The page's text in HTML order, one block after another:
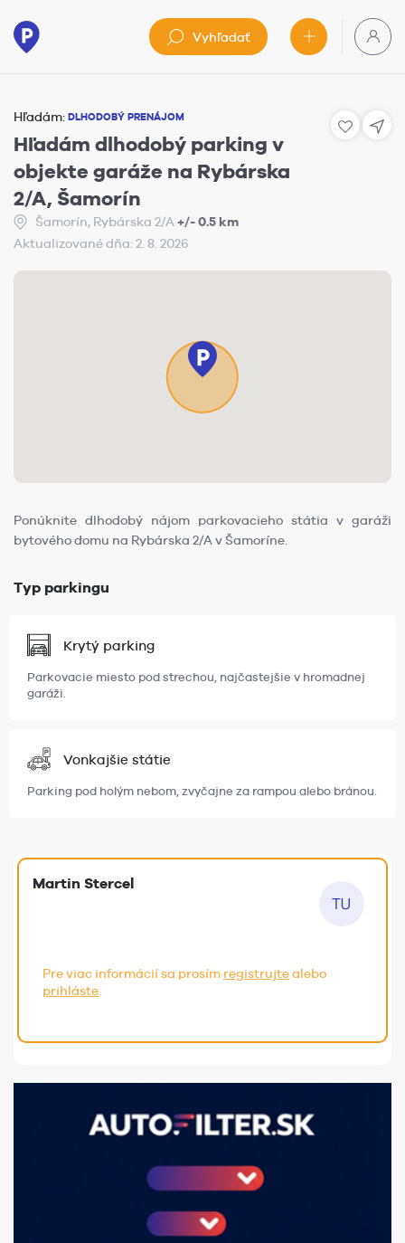
Vyhľadať
Hľadám: DLHODOBÝ PRENÁJOM
Hľadám dlhodobý parking v
objekte garáže na Rybárska
2/A, Šamorín
Šamorín, Rybárska 2/A +/- 0.5 km
Aktualizované dňa: 2. 8. 2026
Ponúknite dlhodobý nájom parkovacieho státia v garáži
bytového domu na Rybárska 2/A v Šamoríne.
Typ parkingu
Krytý parking
Parkovacie miesto pod strechou, najčastejšie v hromadnej
garáži.
Vonkajšie státie
Parking pod holým nebom, zvyčajne za rampou alebo bránou.
Martin Stercel
Pre viac informácií sa prosím registrujtealebo
prihláste